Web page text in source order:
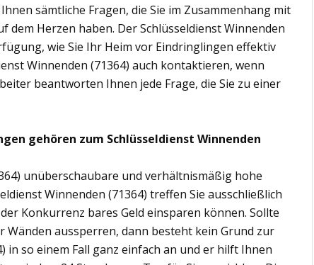
sämtliche Fragen, die Sie im Zusammenhang mit
dem Herzen haben. Der Schlüsseldienst Winnenden
wie Sie Ihr Heim vor Eindringlingen effektiv
Winnenden (71364) auch kontaktieren, wenn
beantworten Ihnen jede Frage, die Sie zu einer
gehören zum Schlüsseldienst Winnenden
unüberschaubare und verhältnismäßig hohe
Winnenden (71364) treffen Sie ausschließlich
Konkurrenz bares Geld einsparen können. Sollte
Wänden aussperren, dann besteht kein Grund zur
in so einem Fall ganz einfach an und er hilft Ihnen